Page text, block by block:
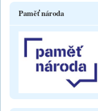
Paměť národa